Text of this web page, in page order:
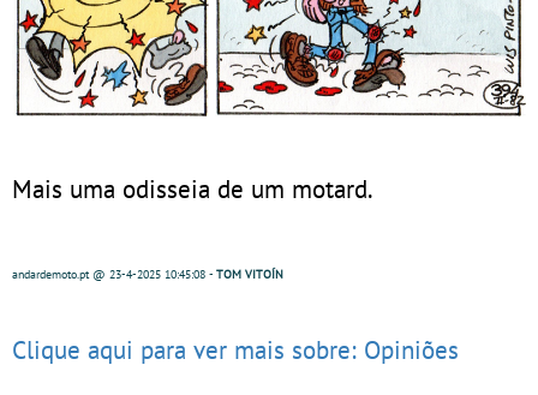
Mais uma odisseia de um motard.
andardemoto.pt@ 23-4-2025 10:45:08 - TOM VITOÍN
Clique aqui para ver mais sobre: Opiniões